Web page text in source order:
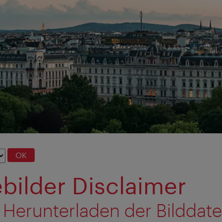
OK
Disclaimer
der